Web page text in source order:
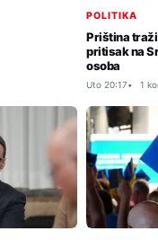
POLITIKA
Priština traži
pritisak na
osoba
Uto 20:17 1